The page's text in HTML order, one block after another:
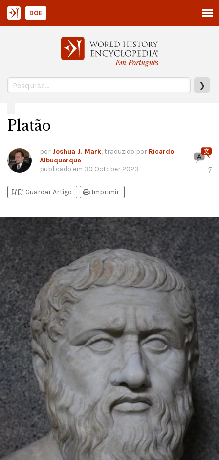
Em Português
❯
DOE
Platão
por Joshua J. Mark, traduzido por Ricardo
Albuquerque
publicado em 30 October 2023 7
bookmark_addbookmark_added Guardar Artigo print Imprimir